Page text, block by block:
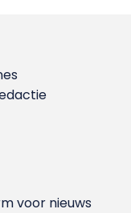
voor nieuws